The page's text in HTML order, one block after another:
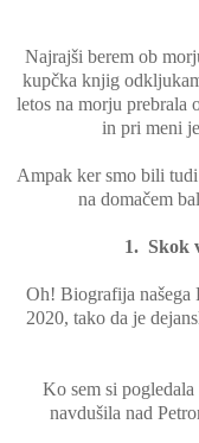
Najrajši berem ob
kupčka knjig
letos na morju prebrala
in pri meni
Ampak ker smo bili
na domačem
1. Skok
Oh! Biografija našega
2020, tako da je
Ko sem si
navdušila nad